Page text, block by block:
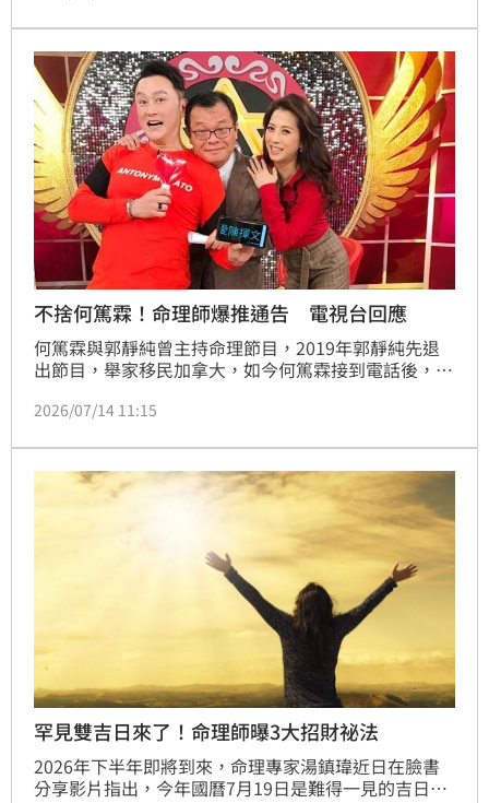
運小事，迎接下半年好運。
不捨何篤霖！命理師爆推通告 電視台回應
何篤霖與郭靜純曾主持命理節目，2019年郭靜純先退
出節目，舉家移民加拿大，如今何篤霖接到電話後，被
告，對此電視台回應了。
2026/07/14 11:15
罕見雙吉日來了！命理師曝3大招財祕法
2026年下半年即將到來，命理專家湯鎮瑋近日在臉書
分享影片指出，今年國曆7月19日是難得一見的吉日，